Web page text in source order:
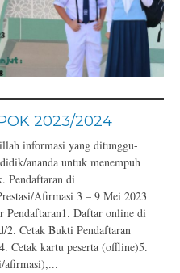
2023/2024
informasi yang ditunggu-
ananda untuk menempuh
Pendaftaran di
Afirmasi 3 – 9 Mei 2023
Pendaftaran1. Daftar online di
2. Cetak Bukti Pendaftaran
Cetak kartu peserta (offline)5.
afirmasi),...